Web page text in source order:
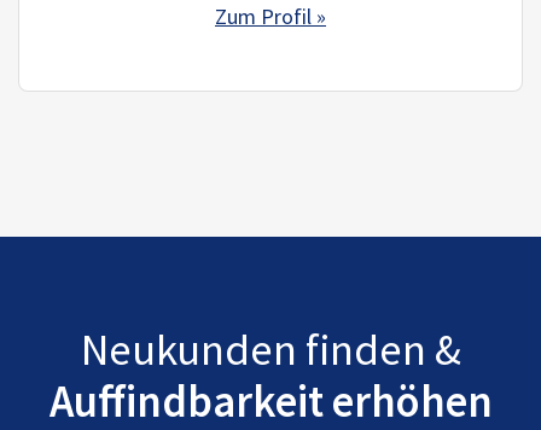
Zum Profil »
Neukunden finden &
Auffindbarkeit erhöhen